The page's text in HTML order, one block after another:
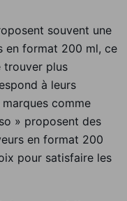
souvent une
en format 200 ml, ce
trouver plus
à leurs
comme
» proposent des
en format 200
pour satisfaire les